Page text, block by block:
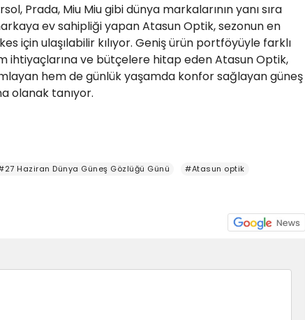
Prada, Miu Miu gibi dünya markalarının yanı sıra
ev sahipliği yapan Atasun Optik, sezonun en
için ulaşılabilir kılıyor. Geniş ürün portföyüyle farklı
ihtiyaçlarına ve bütçelere hitap eden Atasun Optik,
hem de günlük yaşamda konfor sağlayan güneş
olanak tanıyor.
Haziran Dünya Güneş Gözlüğü Günü
#Atasun optik